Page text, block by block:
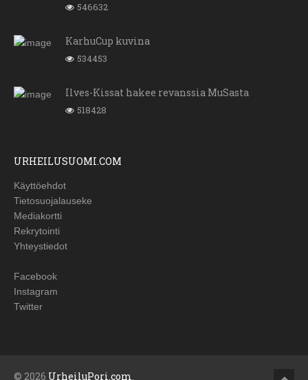
546632
KarhuCup kuvina
534453
Ilves-Kissat hakee revanssia MuSasta
518428
URHEILUSUOMI.COM
Käyttöehdot
Tietosuojalauseke
Mediakortti
Rekrytointi
Yhteystiedot
Facebook
Instagram
Twitter
© 2026 UrheiluPori.com.